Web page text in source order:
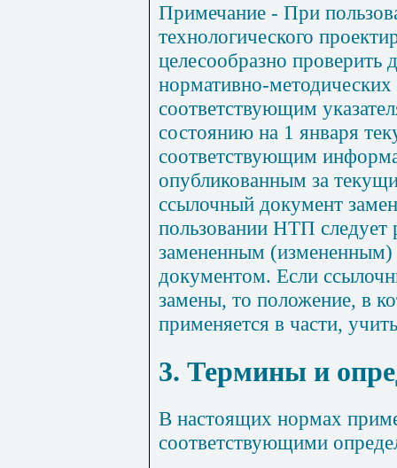
Примечание - При
технологического
целесообразно проверить
нормативно-
соответствующим
состоянию на 1 января
соответствующим
опубликованным за
ссылочный документ
пользовании НТП следует
замененным
документом. Если
замены, то положение, в
применяется в части,
3. Термины и
В настоящих нормах
соответствующими